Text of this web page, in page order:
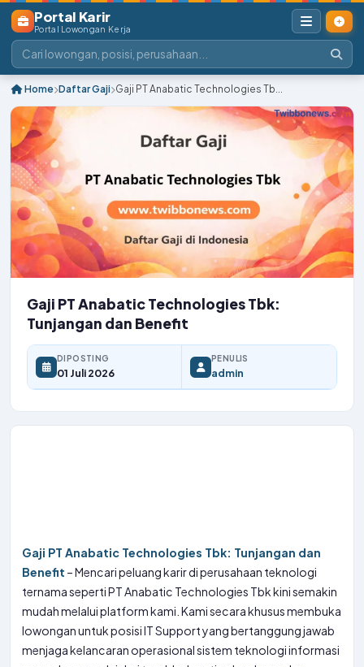
Portal Karir
Portal Lowongan Kerja
Home Daftar Gaji Gaji PT Anabatic Technologies Tb...
Gaji PT Anabatic Technologies Tbk:
Tunjangan dan Benefit
DIPOSTING
01 Juli 2026
PENULIS
admin
Gaji PT Anabatic Technologies Tbk: Tunjangan dan
Benefit – Mencari peluang karir di perusahaan teknologi
ternama seperti PT Anabatic Technologies Tbk kini semakin
mudah melalui platform kami. Kami secara khusus membuka
lowongan untuk posisi IT Support yang bertanggung jawab
menjaga kelancaran operasional sistem teknologi informasi